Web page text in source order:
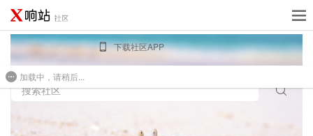
下载社区APP
搜索社区
加载中，请稍后...